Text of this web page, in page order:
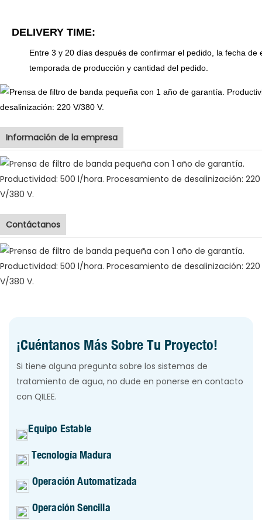
DELIVERY TIME:
Entre 3 y 20 días después de confirmar el pedido, la fecha
temporada de producción y cantidad del pedido.
Información de la empresa
Contáctanos
¡Cuéntanos Más Sobre Tu Proyecto!
Si tiene alguna pregunta sobre los sistemas de
tratamiento de agua, no dude en ponerse en contacto
con QILEE.
Equipo Estable
Tecnología Madura
Operación Automatizada
Operación Sencilla